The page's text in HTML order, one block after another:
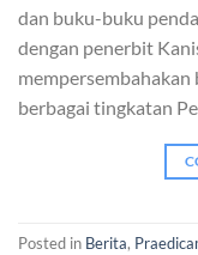
dan buku-buku
dengan penerbit
berbagai tingkatan
Posted in Berita,